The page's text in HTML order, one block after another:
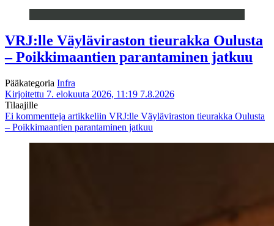
VRJ:lle Väyläviraston tieurakka Oulusta
– Poikkimaantien parantaminen jatkuu
Pääkategoria Infra
Kirjoitettu 7. elokuuta 2026, 11:19 7.8.2026
Tilaajille
Ei kommentteja artikkeliin VRJ:lle Väyläviraston tieurakka Oulusta
– Poikkimaantien parantaminen jatkuu